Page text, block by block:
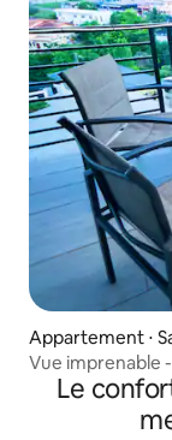
Appartement ⋅
Vue imprenable
VuesLe